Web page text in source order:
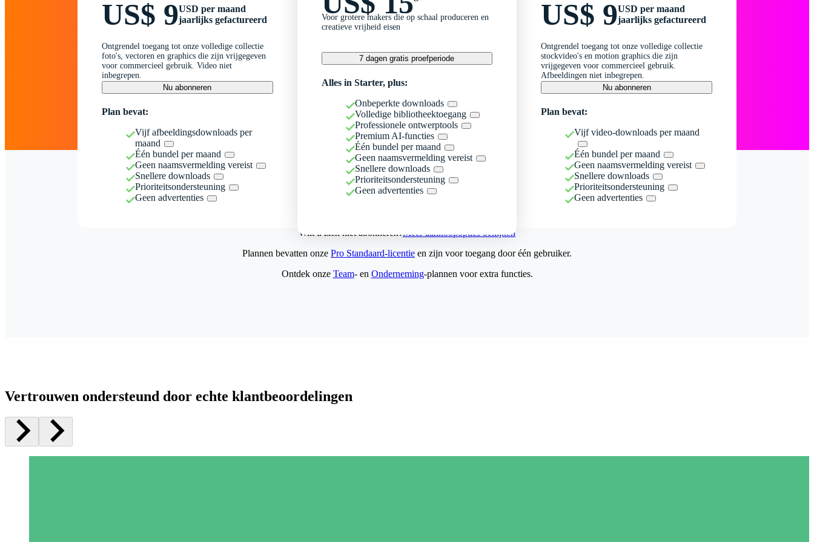
US$ 9USD per maand
jaarlijks gefactureerd
Ontgrendel toegang tot onze volledige collectie
foto's, vectoren en graphics die zijn vrijgegeven
voor commercieel gebruik. Video niet
inbegrepen.
Nu abonneren
Plan bevat:
Vijf afbeeldingsdownloads per
maand
Één bundel per maand
Geen naamsvermelding vereist
Snellere downloads
Prioriteitsondersteuning
Geen advertenties
Voor grotere makers die op schaal produceren en
creatieve vrijheid eisen
7 dagen gratis proefperiode
Alles in Starter, plus:
Onbeperkte downloads
Volledige bibliotheektoegang
Professionele ontwerptools
Premium AI-functies
Één bundel per maand
Geen naamsvermelding vereist
Snellere downloads
Prioriteitsondersteuning
Geen advertenties
US$ 9USD per maand
jaarlijks gefactureerd
Ontgrendel toegang tot onze volledige collectie
stockvideo's en motion graphics die zijn
vrijgegeven voor commercieel gebruik.
Afbeeldingen niet inbegrepen.
Nu abonneren
Plan bevat:
Vijf video-downloads per maand
Één bundel per maand
Geen naamsvermelding vereist
Snellere downloads
Prioriteitsondersteuning
Geen advertenties
Wilt u zich niet abonneren?Meer aankoopopties bekijken
Plannen bevatten onze Pro Standaard-licentie en zijn voor toegang door één gebruiker.
Ontdek onze Team- en Onderneming-plannen voor extra functies.
Vertrouwen ondersteund door echte klantbeoordelingen